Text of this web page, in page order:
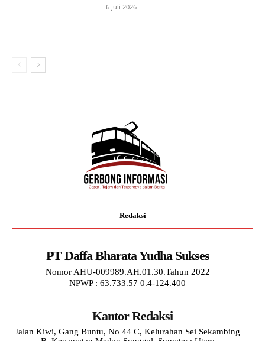
6 Juli 2026
Redaksi
PT Daffa Bharata Yudha Sukses
Nomor AHU-009989.AH.01.30.Tahun 2022
NPWP : 63.733.57 0.4-124.400
Kantor Redaksi
Jalan Kiwi, Gang Buntu, No 44 C, Kelurahan Sei Sekambing